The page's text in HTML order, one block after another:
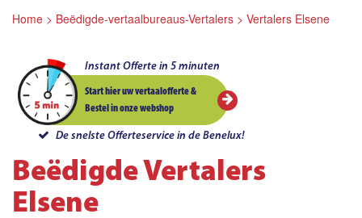
Home > Beëdigde-vertaalbureaus-Vertalers > Vertalers Elsene
Instant Offerte in 5 minuten
Start hier uw vertaalofferte &
Bestel in onze webshop
De snelste Offerteservice in de Benelux!
Beëdigde Vertalers
Elsene